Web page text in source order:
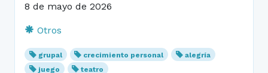
8 de mayo de 2026
Otros
grupal crecimiento personal
alegría
juego
teatro